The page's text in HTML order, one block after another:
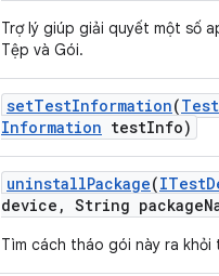
Trợ lý giúp giải quyết một số
Tệp và Gói.
setTestInformation(Test
Information testInfo)
uninstallPackage(ITest
device , String package
Tìm cách tháo gói này ra khỏi